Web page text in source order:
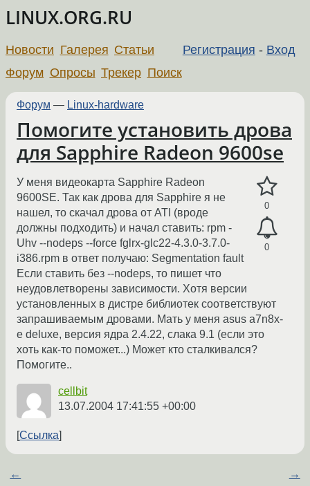
LINUX.ORG.RU
Регистрация - Вход
Новости Галерея Статьи
Форум Опросы Трекер Поиск
Форум — Linux-hardware
Помогите установить дрова
для Sapphire Radeon 9600se
0
0
У меня видеокарта Sapphire Radeon
9600SE. Так как дрова для Sapphire я не
нашел, то скачал дрова от ATI (вроде
должны подходить) и начал ставить: rpm -
Uhv --nodeps --force fglrx-glc22-4.3.0-3.7.0-
i386.rpm в ответ получаю: Segmentation fault
Если ставить без --nodeps, то пишет что
неудовлетворены зависимости. Хотя версии
установленных в дистре библиотек соответствуют
запрашиваемым дровами. Мать у меня asus a7n8x-
e deluxe, версия ядра 2.4.22, слака 9.1 (если это
хоть как-то поможет...) Может кто сталкивался?
Помогите..
cellbit
13.07.2004 17:41:55 +00:00
Ссылка
← →